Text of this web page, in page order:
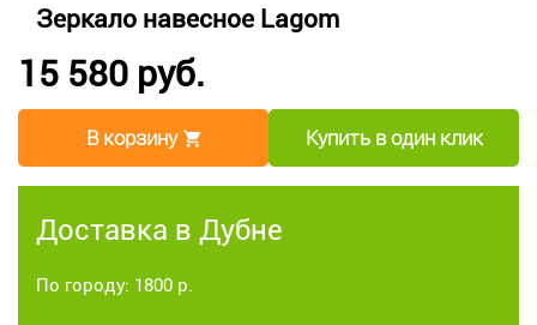
Зеркало навесное Lagom
15 580 руб.
В корзину Купить в один клик
Доставка в Дубне
По городу: 1800 р.